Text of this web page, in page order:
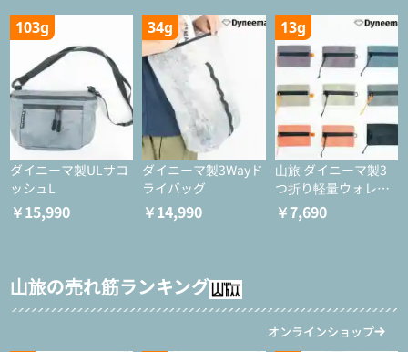
103g
ダイニーマ製ULサコ
ッシュL
￥15,990
34g
ダイニーマ製3Wayド
ライバッグ
￥14,990
13g
山旅 ダイニーマ製3
つ折り軽量ウォレッ
ト
￥7,690
山旅の売れ筋ランキング
オンラインショップ